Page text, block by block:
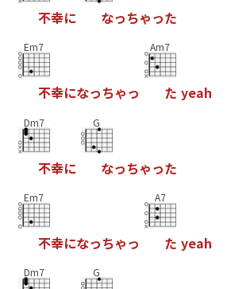
不幸に なっちゃった
Em7
不幸になっちゃっ
Am7
た yeah
Dm7
不幸に
G
なっちゃった
Em7
不幸になっちゃっ
A7
た yeah
Dm7 G